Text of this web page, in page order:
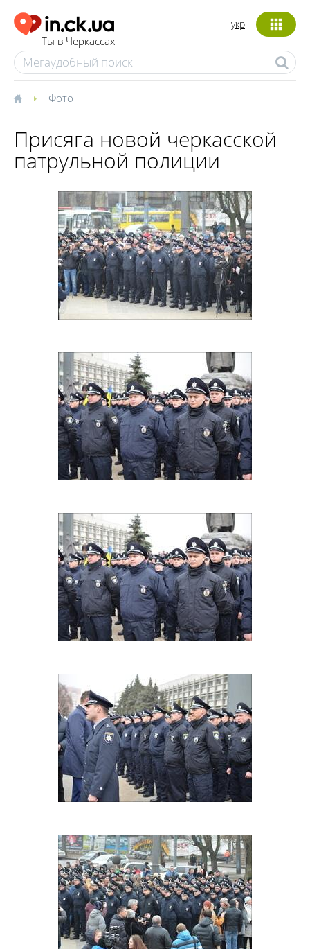
Ты в Черкассах
укр
Фото
Присяга новой черкасской
патрульной полиции